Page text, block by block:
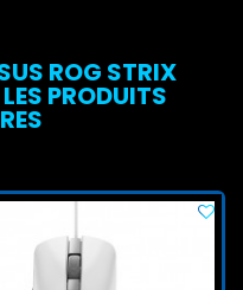
ROG STRIX
PRODUITS